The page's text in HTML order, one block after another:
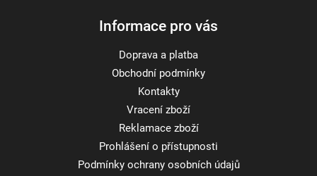
Informace pro vás
Doprava a platba
Obchodní podmínky
Kontakty
Vracení zboží
Reklamace zboží
Prohlášení o přístupnosti
Podmínky ochrany osobních údajů